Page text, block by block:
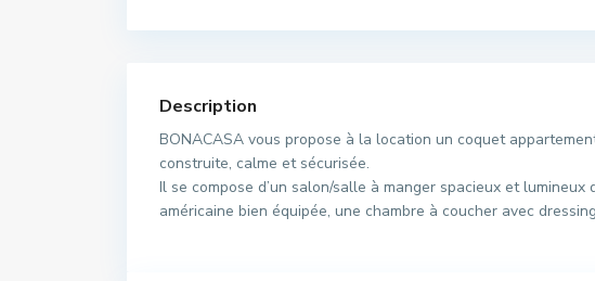
Description
BONACASA vous propose à la location un coquet
construite, calme et sécurisée.
Il se compose d’un salon/salle à manger spacieux et
américaine bien équipée, une chambre à coucher avec